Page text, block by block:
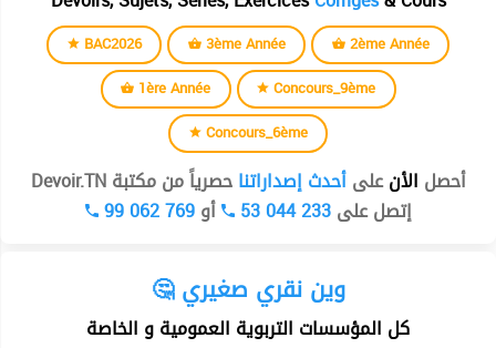
BAC2026 3ème Année
2ème Année
1ère Année
Concours_9ème
Concours_6ème
أحصل الأنعلىأحدث إصداراتناحصرياً من مكتبة Devoir.TN
إتصل على53 044 233 أو99 062 769
🤔 وين نقري صغيري
كل المؤسسات التربوية العمومية و الخاصة